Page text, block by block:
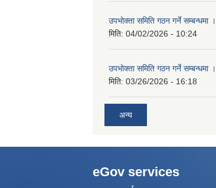
उपभोक्ता समिति गठन गर्ने सम्बन्धमा ।
मिति: 04/02/2026 - 10:24
उपभोक्ता समिति गठन गर्ने सम्बन्धमा ।
मिति: 03/26/2026 - 16:18
अन्य
eGov services